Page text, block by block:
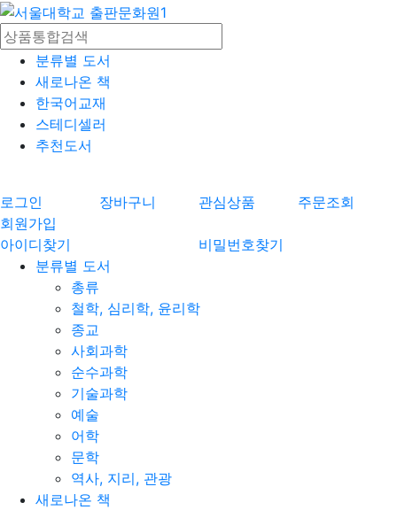
분류별 도서
새로나온 책
한국어교재
스테디셀러
추천도서
로그인 장바구니 관심상품
주문조회
회원가입
아이디찾기
비밀번호찾기
분류별 도서
총류
철학, 심리학, 윤리학
종교
사회과학
순수과학
기술과학
예술
어학
문학
역사, 지리, 관광
새로나온 책